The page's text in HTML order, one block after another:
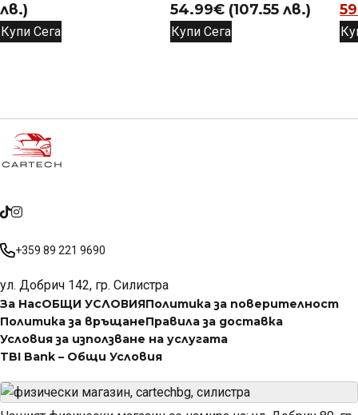
лв.)
Купи Сега
54.99€ (107.55 лв.)
Купи Сега
+359 89 221 9690
ул. Добрич 142, гр. Силистра
За НасОБЩИ УСЛОВИЯПолитика за поверителност
Политика за връщанеПравила за доставка
Условия за използване на услугата
TBI Bank – Общи Условия